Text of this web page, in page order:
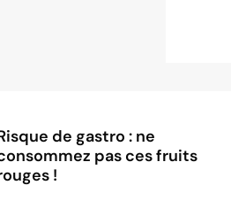
de gastro : ne
pas ces fruits
!